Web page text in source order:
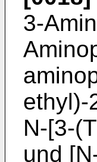
3-
ethyl)-
N-[3-
und